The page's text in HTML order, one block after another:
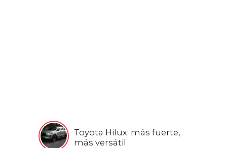
Toyota Hilux: más fuerte,
más versátil